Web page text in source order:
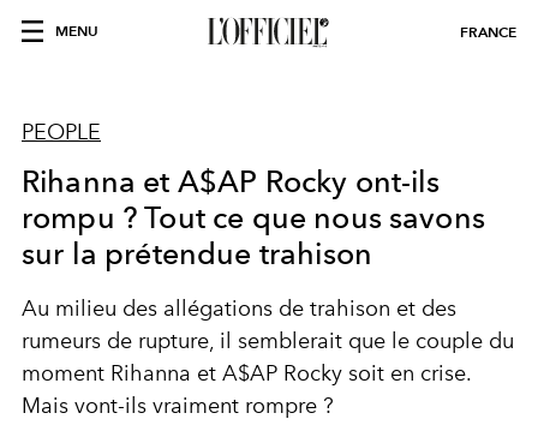
MENU FRANCE
PEOPLE
Rihanna et A$AP Rocky ont-ils
rompu ? Tout ce que nous savons
sur la prétendue trahison
Au milieu des allégations de trahison et des
rumeurs de rupture, il semblerait que le couple du
moment Rihanna et A$AP Rocky soit en crise.
Mais vont-ils vraiment rompre ?